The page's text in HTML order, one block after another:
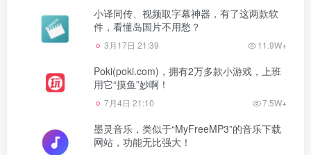
小译同传、视频取字幕神器，有了这两款软
件，看懂岛国片不用愁？
3月17日 21:39 11.9W+
Poki(poki.com)，拥有2万多款小游戏，上班
用它“摸鱼”妙啊！
7月4日 21:10 7.5W+
墨灵音乐，类似于“MyFreeMP3”的音乐下载
网站，功能无比强大！